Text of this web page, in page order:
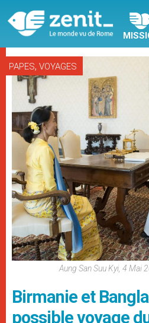
PAPES, VOYAGES
Aung San Suu Kyi, 4 Mai
Birmanie et
possible voyage